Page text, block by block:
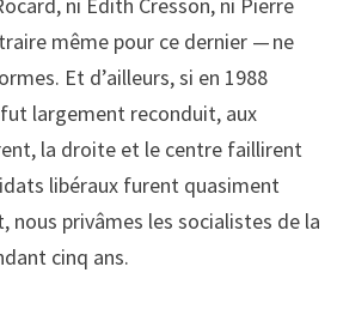
même pour ce dernier — ne
Et d’ailleurs, si en 1988
largement reconduit, aux
la droite et le centre faillirent
libéraux furent quasiment
nous privâmes les socialistes de la
cinq ans.